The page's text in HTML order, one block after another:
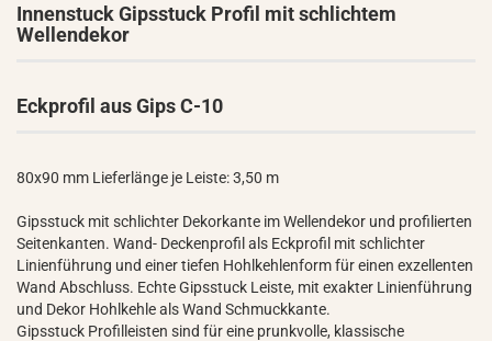
Innenstuck Gipsstuck Profil mit schlichtem
Wellendekor
Eckprofil aus Gips C-10
80x90 mm Lieferlänge je Leiste: 3,50 m
Gipsstuck mit schlichter Dekorkante im Wellendekor und profilierten
Seitenkanten. Wand- Deckenprofil als Eckprofil mit schlichter
Linienführung und einer tiefen Hohlkehlenform für einen exzellenten
Wand Abschluss. Echte Gipsstuck Leiste, mit exakter Linienführung
und Dekor Hohlkehle als Wand Schmuckkante.
Gipsstuck Profilleisten sind für eine prunkvolle, klassische